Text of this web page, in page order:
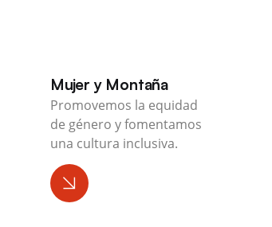
Mujer y Montaña
Promovemos la equidad
de género y fomentamos
una cultura inclusiva.